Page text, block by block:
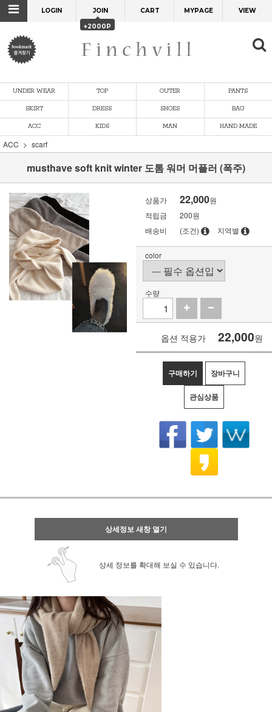
LOGIN
JOIN
+2000P
CART MYPAGE VIEW
UNDER WEAR TOP OUTER PANTS
SKIRT DRESS SHOES BAG
ACC KIDS MAN HAND MADE
ACC scarf
musthave soft knit winter 도톰 워머 머플러 (폭주)
상품가 22,000원
적립금
200원
배송비
(조건) 지역별
color
수량
옵션 적용가 22,000원
구매하기 장바구니
관심상품
상세정보 새창 열기
상세 정보를 확대해 보실 수 있습니다.